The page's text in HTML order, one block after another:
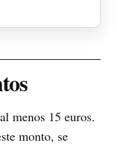
menos 15 euros.
monto, se